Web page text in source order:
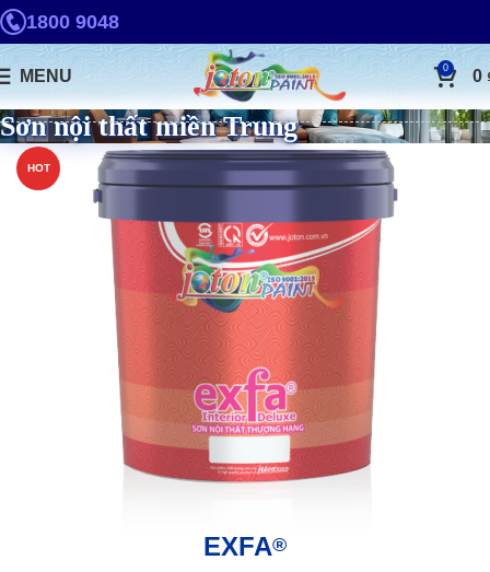
1800 9048
MENU 0 0
Sơn nội thất miền Trung
HOT
EXFA®